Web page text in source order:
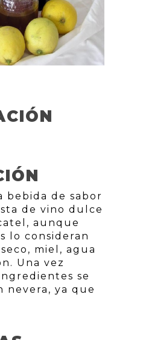
bebida de sabor
de vino dulce
aunque
lo consideran
miel, agua
Una vez
se
nevera, ya que